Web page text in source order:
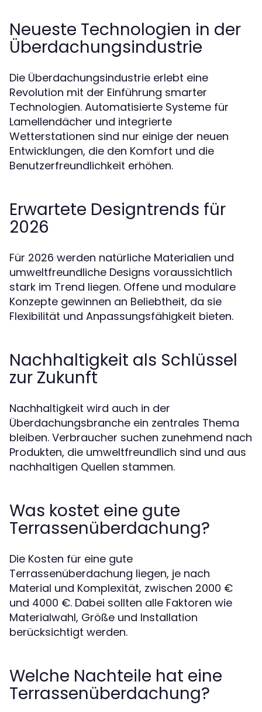
Neueste Technologien in der
Überdachungsindustrie
Die Überdachungsindustrie erlebt eine
Revolution mit der Einführung smarter
Technologien. Automatisierte Systeme für
Lamellendächer und integrierte
Wetterstationen sind nur einige der neuen
Entwicklungen, die den Komfort und die
Benutzerfreundlichkeit erhöhen.
Erwartete Designtrends für
2026
Für 2026 werden natürliche Materialien und
umweltfreundliche Designs voraussichtlich
stark im Trend liegen. Offene und modulare
Konzepte gewinnen an Beliebtheit, da sie
Flexibilität und Anpassungsfähigkeit bieten.
Nachhaltigkeit als Schlüssel
zur Zukunft
Nachhaltigkeit wird auch in der
Überdachungsbranche ein zentrales Thema
bleiben. Verbraucher suchen zunehmend nach
Produkten, die umweltfreundlich sind und aus
nachhaltigen Quellen stammen.
Was kostet eine gute
Terrassenüberdachung?
Die Kosten für eine gute
Terrassenüberdachung liegen, je nach
Material und Komplexität, zwischen 2000 €
und 4000 €. Dabei sollten alle Faktoren wie
Materialwahl, Größe und Installation
berücksichtigt werden.
Welche Nachteile hat eine
Terrassenüberdachung?